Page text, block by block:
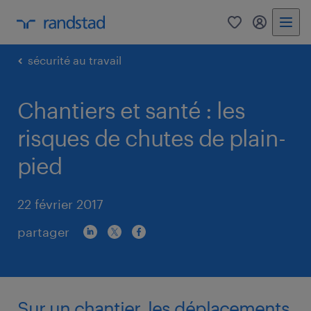
0 my
sécurité au travail
Chantiers et santé : les
risques de chutes de plain-
pied
22 février 2017
partager